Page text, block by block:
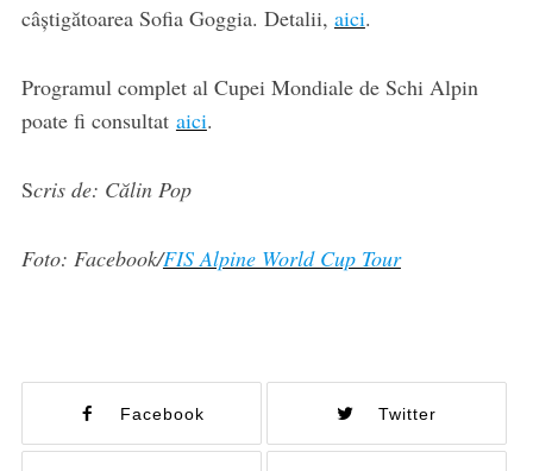
câștigătoarea Sofia Goggia. Detalii, aici.
Programul complet al Cupei Mondiale de Schi Alpin
poate fi consultat aici.
Scris de: Călin Pop
Foto: Facebook/FIS Alpine World Cup Tour
Facebook Twitter